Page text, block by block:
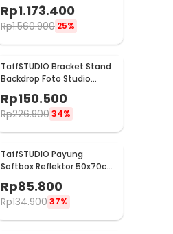
Backdrop - LD-TZ25
Rp1.173.400
Rp1.560.900 25%
TaffSTUDIO Bracket Stand
Backdrop Foto Studio
Rp150.500
Rp226.90034%
TaffSTUDIO Payung
Softbox Reflektor 50x70cm
Flash Mount - CY50
Rp85.800
Rp134.90037%